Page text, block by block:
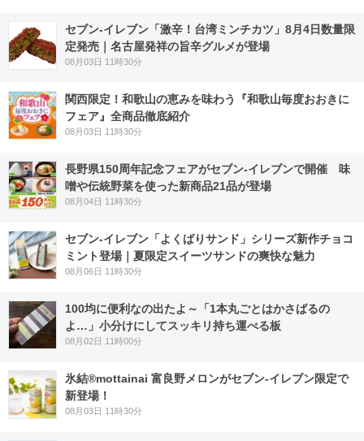
セブン-イレブン「激辛！台湾ミンチカツ」8月4日数量限
定発売｜名古屋発祥の旨辛グルメが登場
08月03日 11時30分
関西限定！和歌山の恵みを味わう『和歌山毎度おおきに
フェア』全商品徹底紹介
08月03日 11時30分
長野県150周年記念フェアがセブン-イレブンで開催 味
噌や伝統野菜を使った新商品21品が登場
08月04日 11時30分
セブン‐イレブン「よくばりサンド」シリーズ新作チョコ
ミント登場｜夏限定スイーツサンドの爽快な魅力
08月06日 11時30分
100均に便利なの出たよ～「1本丸ごとはかさばるの
よ…」小分けにしてスッキリ持ち運べる板
08月02日 11時00分
氷結®mottainai 富良野メロンがセブン‐イレブン限定で
新登場！
08月03日 11時30分